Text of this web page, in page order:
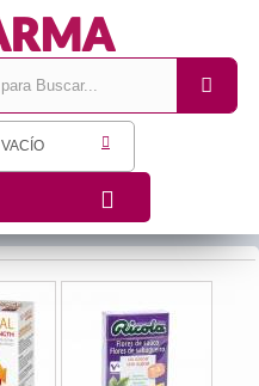
VACÍO